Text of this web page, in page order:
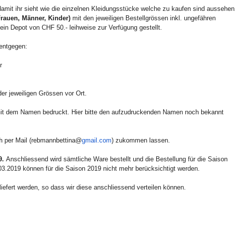
ihr sieht wie die einzelnen Kleidungsstücke welche zu kaufen sind aussehen.
Männer, Kinder)mit den jeweiligen Bestellgrössen inkl. ungefähren
Depot von CHF 50.- leihweise zur Verfügung gestellt.
jeweiligenGrössen vor Ort.
dem Namen bedruckt. Hier bitte den aufzudruckenden Namen noch bekannt
per Mail (rebmannbettina@gmail.com) zukommen lassen.
Anschliessend wird sämtliche Ware bestellt und die Bestellung für die Saison
können für die Saison 2019 nicht mehr berücksichtigt werden.
werden, so dass wir dieseanschliessend verteilen können.